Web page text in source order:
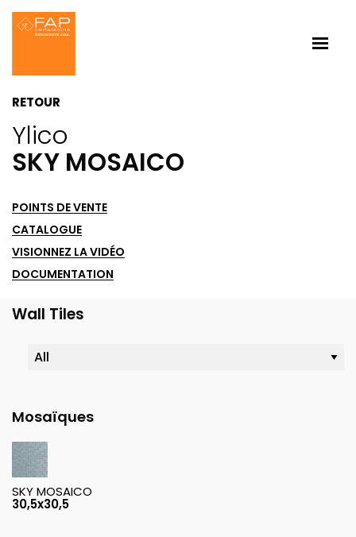
RETOUR
Ylico
SKY MOSAICO
POINTS DE VENTE
CATALOGUE
VISIONNEZ LA VIDÉO
DOCUMENTATION
Wall Tiles
Mosaïques
SKY MOSAICO
30,5x30,5